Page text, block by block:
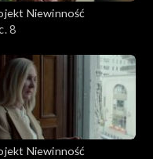
Niewinność
8
Niewinność